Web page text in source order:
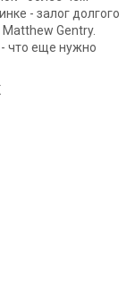
- залог долгого
Gentry.
что еще нужно